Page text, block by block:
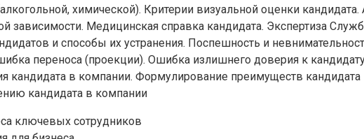
химической). Критерии визуальной оценки
зависимости. Медицинская справка кандидата. Экспертиза
и способы их устранения. Поспешность и
переноса (проекции). Ошибка излишнего доверия к
кандидата в компании. Формулирование преимуществ
кандидата в компании
ключевых сотрудников